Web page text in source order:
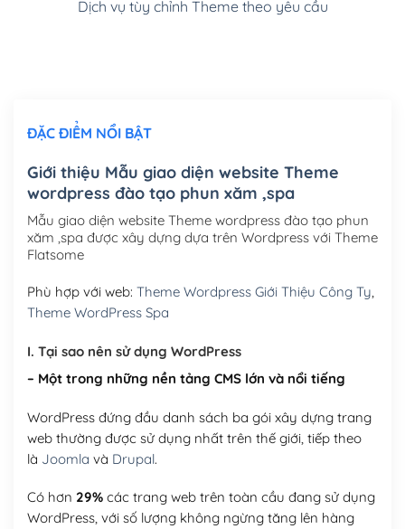
Cài đặt SMTP Mail cho site Wordpress(+100,000₫)
Mua thêm Host + Tên miền
Tên miền quốc tế .com .net .org (1 năm)
Tên miền Việt Nam .vn (1 năm)(+550,000₫)
Hosting 2GB SSD (1 năm)(+450,000₫)
Hosting 5GB SSD (1 năm)
Dịch vụ tùy chỉnh Theme theo yêu cầu
ĐẶC ĐIỂM NỔI BẬT
Giới thiệu Mẫu giao diện website Theme
wordpress đào tạo phun xăm ,spa
Mẫu giao diện website Theme wordpress đào tạo phun
xăm ,spa được xây dựng dựa trên Wordpress với Theme
Flatsome
Phù hợp với web: Theme Wordpress Giới Thiệu Công Ty,
Theme WordPress Spa
I. Tại sao nên sử dụng WordPress
– Một trong những nền tảng CMS lớn và nổi tiếng
WordPress đứng đầu danh sách ba gói xây dựng trang
web thường được sử dụng nhất trên thế giới, tiếp theo
là Joomla và Drupal.
Có hơn 29%các trang web trên toàn cầu đang sử dụng
WordPress, với số lượng không ngừng tăng lên hàng